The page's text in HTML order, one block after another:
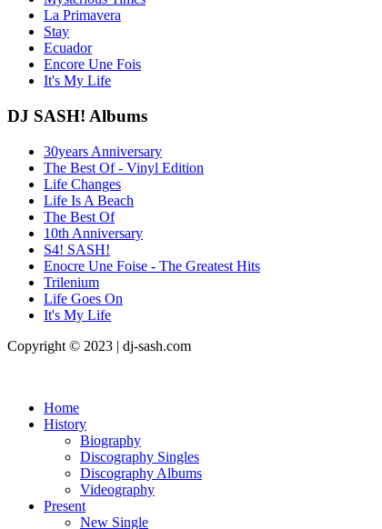
La Primavera
Stay
Ecuador
Encore Une Fois
It's My Life
DJ SASH! Albums
30years Anniversary
The Best Of - Vinyl Edition
Life Changes
Life Is A Beach
The Best Of
10th Anniversary
S4! SASH!
Enocre Une Foise - The Greatest Hits
Trilenium
Life Goes On
It's My Life
Copyright © 2023 | dj-sash.com
Home
History
Biography
Discography Singles
Discography Albums
Videography
Present
New Single